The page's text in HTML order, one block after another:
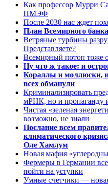
Как профессор Мурри
ПМЭФ
После 2030 нас ждет
План Всемирного
Ветряные турбины
Представляете?
Всемирный потоп тоже
Ну что ж такое: и
Кораллы и моллюски,
всех обманули
Криминализировать
мРНК, но и пропаганду
Чистая «зеленая
возможно, не знали
Послание всем
климатического
Оле Хамлум
Новая мафия
Фермеры в Германии все
пойти на уступки
Умные счетчики —